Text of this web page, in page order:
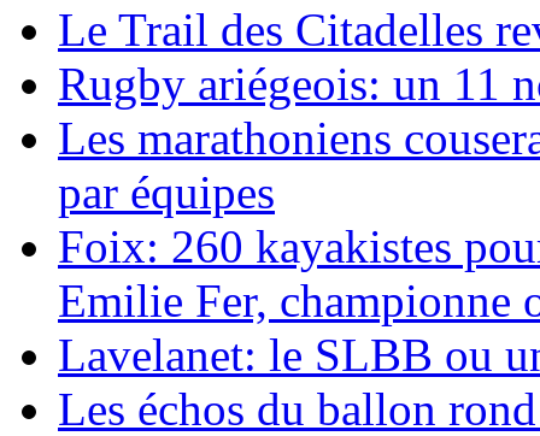
Le Trail des Citadelles
Rugby ariégeois: un 11
Les marathoniens
par équipes
Foix: 260 kayakistes
Emilie Fer, championne
Lavelanet: le SLBB ou
Les échos du ballon